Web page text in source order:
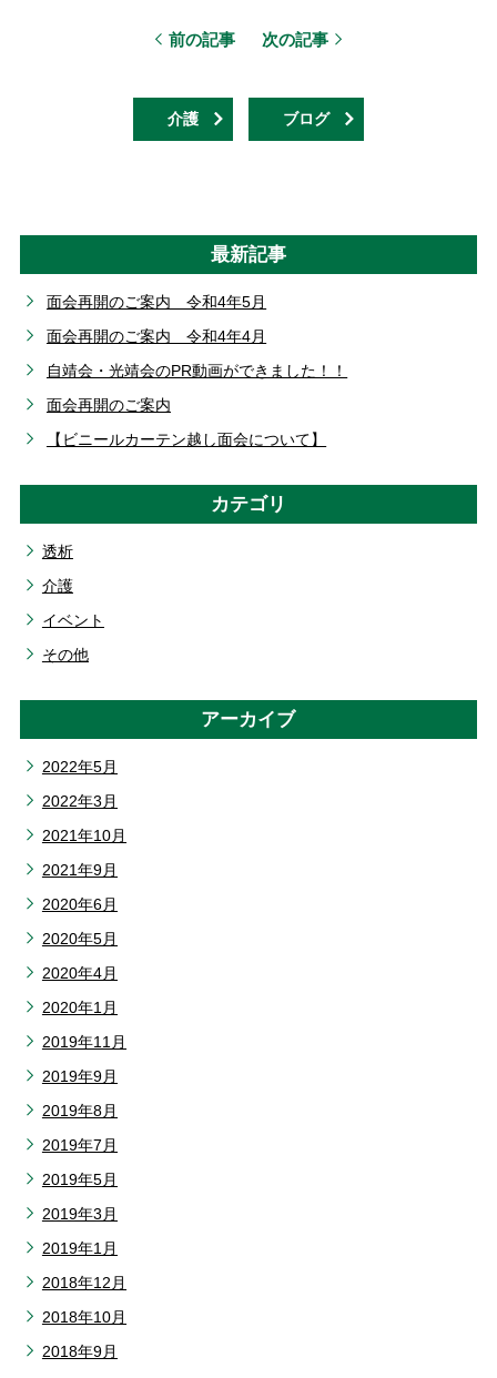
前の記事 次の記事
介護 ブログ
最新記事
面会再開のご案内 令和4年5月
面会再開のご案内 令和4年4月
自靖会・光靖会のPR動画ができました！！
面会再開のご案内
【ビニールカーテン越し面会について】
カテゴリ
透析
介護
イベント
その他
アーカイブ
2022年5月
2022年3月
2021年10月
2021年9月
2020年6月
2020年5月
2020年4月
2020年1月
2019年11月
2019年9月
2019年8月
2019年7月
2019年5月
2019年3月
2019年1月
2018年12月
2018年10月
2018年9月